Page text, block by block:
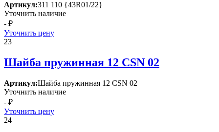
Артикул:311 110 {43R01/22}
Уточнить наличие
- ₽
Уточнить цену
23
Шайба пружинная 12 СSN 02
Артикул:Шайба пружинная 12 СSN 02
Уточнить наличие
- ₽
Уточнить цену
24